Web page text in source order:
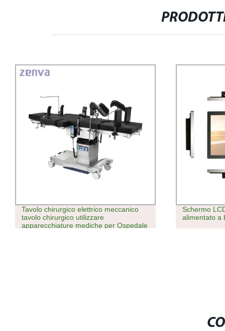
Tavolo chirurgico elettrico meccanico
tavolo chirurgico utilizzare
apparecchiature mediche per Ospedale
Schermo
alimentato a